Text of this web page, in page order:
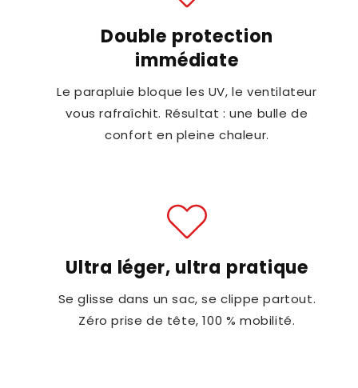
Double protection
immédiate
Le parapluie bloque les UV, le ventilateur
vous rafraîchit. Résultat : une bulle de
confort en pleine chaleur.
Ultra léger, ultra pratique
Se glisse dans un sac, se clippe partout.
Zéro prise de tête, 100 % mobilité.